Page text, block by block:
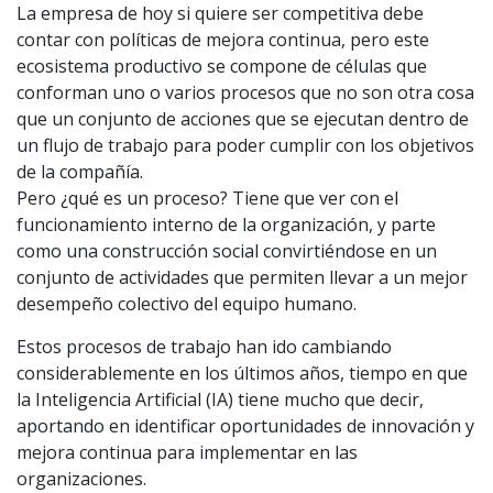
La empresa de hoy si quiere ser competitiva debe
contar con políticas de mejora continua, pero este
ecosistema productivo se compone de células que
conforman uno o varios procesos que no son otra cosa
que un conjunto de acciones que se ejecutan dentro de
un flujo de trabajo para poder cumplir con los objetivos
de la compañía.
Pero ¿qué es un proceso? Tiene que ver con el
funcionamiento interno de la organización, y parte
como una construcción social convirtiéndose en un
conjunto de actividades que permiten llevar a un mejor
desempeño colectivo del equipo humano.
Estos procesos de trabajo han ido cambiando
considerablemente en los últimos años, tiempo en que
la Inteligencia Artificial (IA) tiene mucho que decir,
aportando en identificar oportunidades de innovación y
mejora continua para implementar en las
organizaciones.